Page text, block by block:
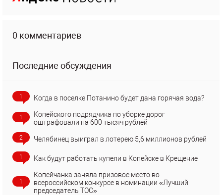
0 комментариев
Последние обсуждения
1 Когда в поселке Потанино будет дана горячая вода?
1
Копейского подрядчика по уборке дорог
оштрафовали на 600 тысяч рублей
2 Челябинец выиграл в лотерею 5,6 миллионов рублей
1 Как будут работать купели в Копейске в Крещение
1
Копейчанка заняла призовое место во
всероссийском конкурсе в номинации «Лучший
председатель ТОС»